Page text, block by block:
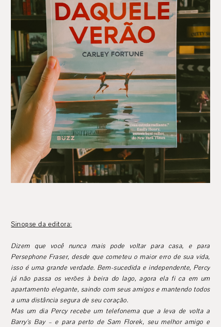
Sinopse da editora:
Dizem que você nunca mais pode voltar para casa, e para
Persephone Fraser, desde que cometeu o maior erro de sua vida,
isso é uma grande verdade. Bem-sucedida e independente, Percy
já não passa os verões à beira do lago, agora ela fi ca em um
apartamento elegante, saindo com seus amigos e mantendo todos
a uma distância segura de seu coração.
Mas um dia Percy recebe um telefonema que a leva de volta a
Barry's Bay – e para perto de Sam Florek, seu melhor amigo e